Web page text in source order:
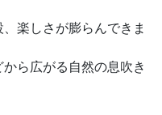
楽しさが膨らんできま
ら広がる自然の息吹き